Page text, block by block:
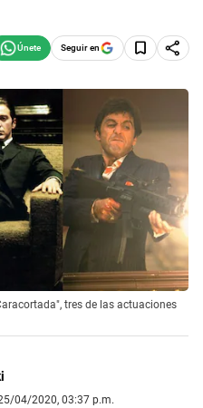
Seguir en
tres de las actuaciones
04/2020, 03:37 p.m.